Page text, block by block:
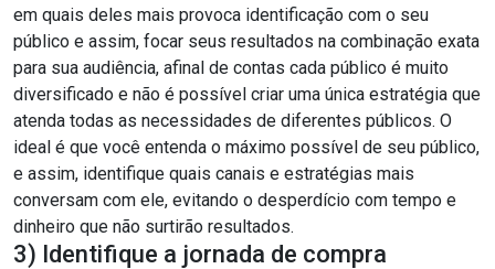
em quais deles mais provoca identificação com o seu
público e assim, focar seus resultados na combinação exata
para sua audiência, afinal de contas cada público é muito
diversificado e não é possível criar uma única estratégia que
atenda todas as necessidades de diferentes públicos. O
ideal é que você entenda o máximo possível de seu público,
e assim, identifique quais canais e estratégias mais
conversam com ele, evitando o desperdício com tempo e
dinheiro que não surtirão resultados.
3) Identifique a jornada de compra